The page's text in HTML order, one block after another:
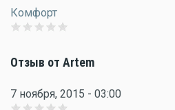
Комфорт
Отзыв от Artem
7 ноября, 2015 - 03:00